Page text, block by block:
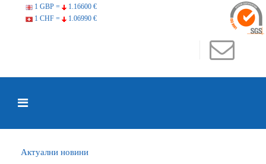
1 GBP =
1.16600 €
1 CHF =
1.06990 €
Актуални новини